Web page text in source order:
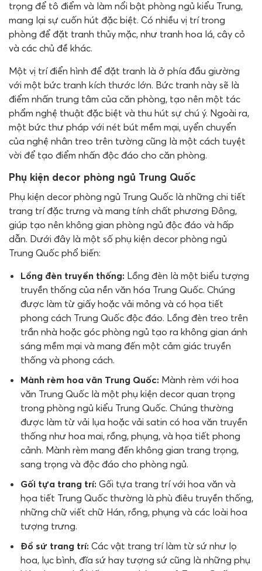
trọng để tô điểm và làm nổi bật phòng ngủ kiểu Trung,
mang lại sự cuốn hút đặc biệt. Có nhiều vị trí trong
phòng để đặt tranh thủy mặc, như tranh hoa lá, cây cỏ
và các chủ đề khác.
Một vị trí điển hình để đặt tranh là ở phía đầu giường
với một bức tranh kích thước lớn. Bức tranh này sẽ là
điểm nhấn trung tâm của căn phòng, tạo nên một tác
phẩm nghệ thuật đặc biệt và thu hút sự chú ý. Ngoài ra,
một bức thư pháp với nét bút mềm mại, uyển chuyển
của nghệ nhân treo trên tường cũng là một cách tuyệt
vời để tạo điểm nhấn độc đáo cho căn phòng.
Phụ kiện decor phòng ngủ Trung Quốc
Phụ kiện decor phòng ngủ Trung Quốc là những chi tiết
trang trí đặc trưng và mang tính chất phương Đông,
giúp tạo nên không gian phòng ngủ độc đáo và hấp
dẫn. Dưới đây là một số phụ kiện decor phòng ngủ
Trung Quốc phổ biến:
Lồng đèn truyền thống: Lồng đèn là một biểu tượng
truyền thống của nền văn hóa Trung Quốc. Chúng
được làm từ giấy hoặc vải mỏng và có họa tiết
phong cách Trung Quốc độc đáo. Lồng đèn treo trên
trần nhà hoặc góc phòng ngủ tạo ra không gian ánh
sáng mềm mại và mang đến một cảm giác truyền
thống và phong cách.
Mành rèm hoa văn Trung Quốc: Mành rèm với hoa
văn Trung Quốc là một phụ kiện decor quan trọng
trong phòng ngủ kiểu Trung Quốc. Chúng thường
được làm từ vải lụa hoặc vải satin có hoa văn truyền
thống như hoa mai, rồng, phụng, và họa tiết phong
cảnh. Mành rèm mang đến không gian trang trọng,
sang trọng và độc đáo cho phòng ngủ.
Gối tựa trang trí: Gối tựa trang trí với hoa văn và
họa tiết Trung Quốc thường là phù điêu truyền thống,
những chữ viết chữ Hán, rồng, phụng và các loài hoa
tượng trưng.
Đồ sứ trang trí: Các vật trang trí làm từ sứ như lọ
hoa, lục bình, đĩa sứ hay tượng sứ cũng là những phụ